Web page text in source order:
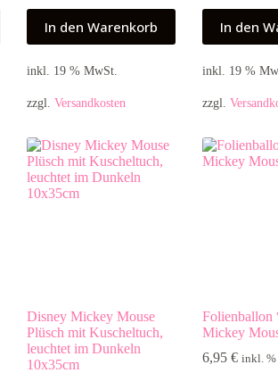
In den Warenkorb
inkl. 19 % MwSt.
zzgl.Versandkosten
In den
inkl. 19 %
zzgl.
Disney Mickey Mouse
Plüsch mit Kuscheltuch,
leuchtet im Dunkeln
10x35cm
Folienballon
Mickey
6,95€ inkl. %